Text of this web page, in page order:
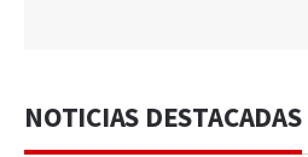
NOTICIAS DESTACADAS